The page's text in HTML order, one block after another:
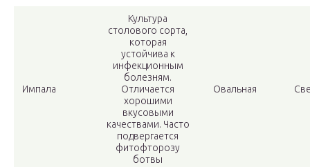
Импала
Культура
столового сорта,
которая
устойчива к
инфекционным
болезням.
Отличается
хорошими
вкусовыми
качествами. Часто
подвергается
фитофторозу
ботвы
Овальная